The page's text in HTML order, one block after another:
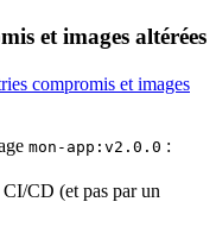
et images altérées
compromis et images
mon-app:v2.0.0 :
CD (et pas par un